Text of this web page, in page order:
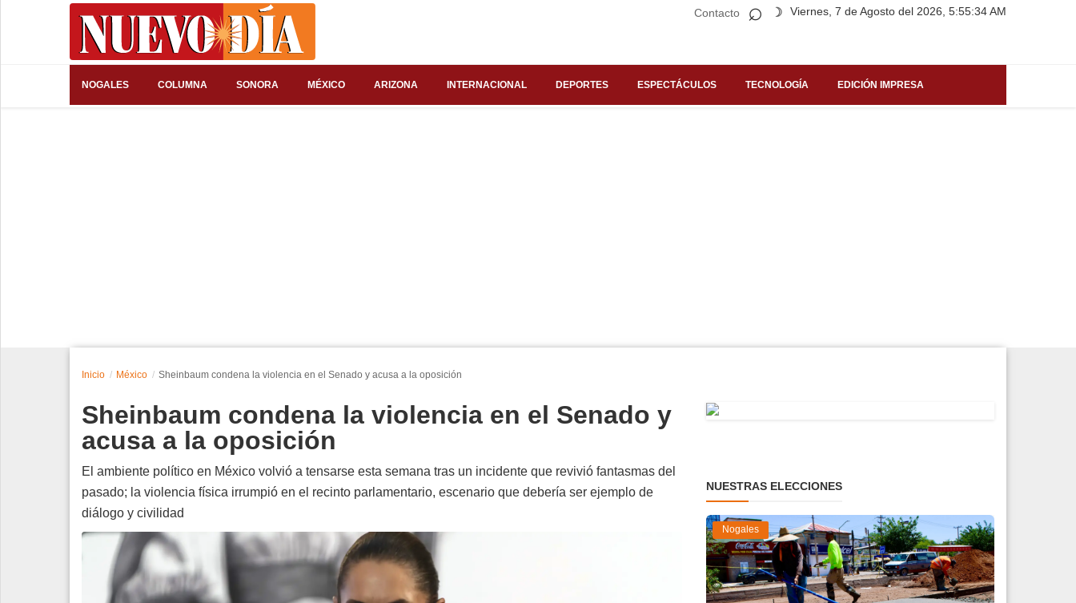
Contacto Viernes, 7 de Agosto del 2026, 5:55:34 AM
⌕ ☽
NOGALES COLUMNA SONORA MÉXICO ARIZONA INTERNACIONAL DEPORTES ESPECTÁCULOS TECNOLOGÍA EDICIÓN IMPRESA
Edición Impresa
Inicio México Sheinbaum condena la violencia en el Senado y acusa a la oposición
Sheinbaum condena la violencia en el Senado y
acusa a la oposición
El ambiente político en México volvió a tensarse esta semana tras un incidente que revivió fantasmas del
pasado; la violencia física irrumpió en el recinto parlamentario, escenario que debería ser ejemplo de
diálogo y civilidad
NUESTRAS ELECCIONES
Nogales